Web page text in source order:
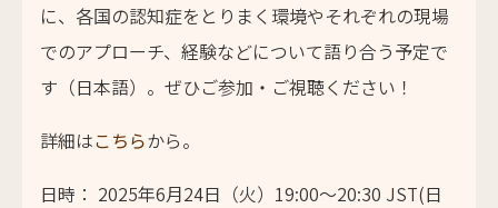
に、各国の認知症をとりまく環境やそれぞれの現場
でのアプローチ、経験などについて語り合う予定で
す（日本語）。ぜひご参加・ご視聴ください！
詳細はこちらから。
日時： 2025年6月24日（火）19:00～20:30 JST(日